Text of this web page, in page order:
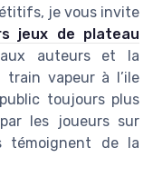
je vous invite
jeux de plateau
auteurs et la
train vapeur à l’ile
toujours plus
les joueurs sur
témoignent de la